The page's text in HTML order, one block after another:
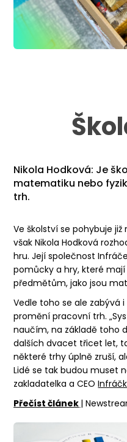
Nikola Hodková: Je
matematiku nebo
trh.
Ve školství se pohybuje
však Nikola Hodková
hru. Její společnost
pomůcky a hry, které
předmětům, jako jsou
Vedle toho se ale zabývá
promění pracovní trh.
naučím, na základě toho
dalších dvacet třicet let,
některé trhy úplně zruší,
Lidé se tak budou muset
zakladatelka a CEO
Přečíst článek |